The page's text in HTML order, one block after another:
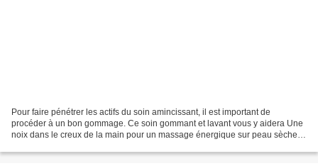
Pour faire pénétrer les actifs du soin amincissant, il est important de
procéder à un bon gommage. Ce soin gommant et lavant vous y aidera Une
noix dans le creux de la main pour un massage énergique sur peau sèche